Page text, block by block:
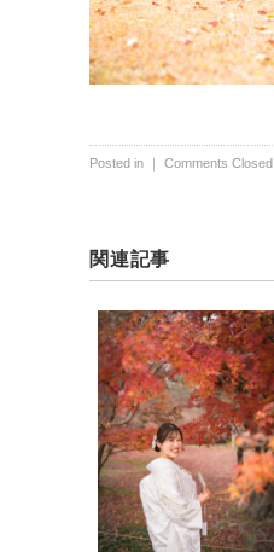
Posted in ｜ Comments Closed
関連記事